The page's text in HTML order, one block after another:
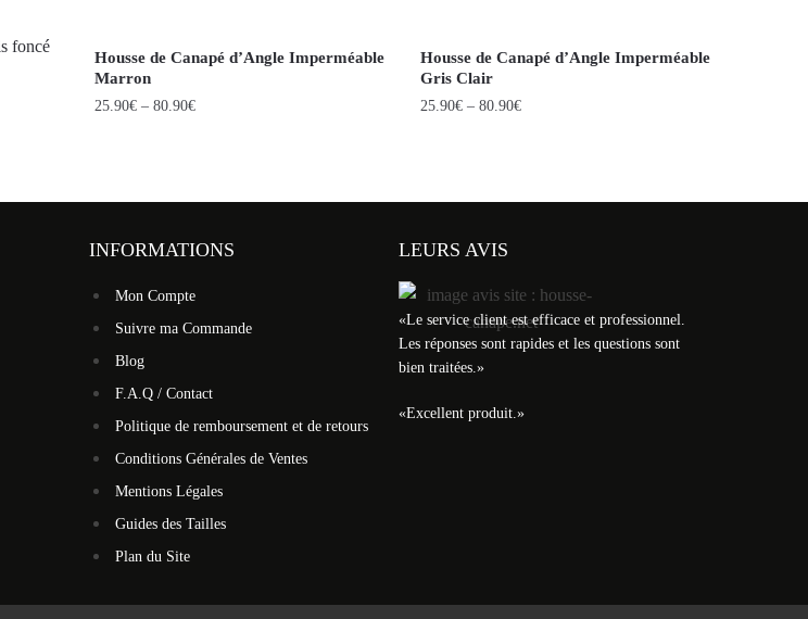
Housse de Canapé d’Angle Imperméable
Marron
25.90€– 80.90€
Housse de Canapé d’Angle Imperméable
Gris Clair
25.90€– 80.90€
INFORMATIONS
Mon Compte
Suivre ma Commande
Blog
F.A.Q / Contact
Politique de remboursement et de retours
Conditions Générales de Ventes
Mentions Légales
Guides des Tailles
Plan du Site
LEURS AVIS
«Le service client est efficace et professionnel.
Les réponses sont rapides et les questions sont
bien traitées.»
«Excellent produit.»